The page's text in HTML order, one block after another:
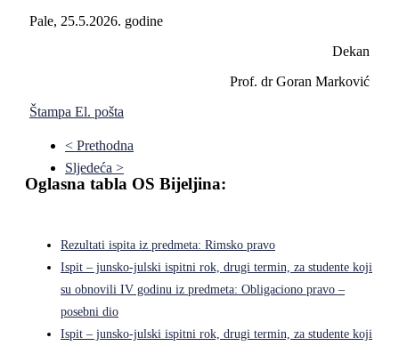
Pale, 25.5.2026. godine
Dekan
Prof. dr Goran Marković
Štampa El. pošta
< Prethodna
Sljedeća >
Oglasna tabla OS Bijeljina:
Rezultati ispita iz predmeta: Rimsko pravo
Ispit – junsko-julski ispitni rok, drugi termin, za studente koji
su obnovili IV godinu iz predmeta: Obligaciono pravo –
posebni dio
Ispit – junsko-julski ispitni rok, drugi termin, za studente koji